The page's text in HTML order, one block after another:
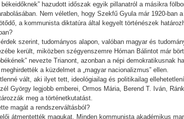
hazudott időszak egyik pillanatról a másikra
Nem véletlen, hogy Szekfű Gyula már 1920-ban
a kommunista diktatúra által kegyelt történészek
szerint, tudományos alapon, valóban magyar és
került, miközben szégyenszemre Hóman Bálintot már
nevezte Trianont, azonban a népi demokratikusnak
a küzdelmet a „magyar nacionalizmus” ellen.
vált, aki ilyet tett, ideológiailag és politikailag
György legjobb emberei, Ormos Mária, Berend T. Iván,
meg a történetkutatást.
magát a rendszerváltásból?
átmentették magukat. Minden kommunista akadémikus